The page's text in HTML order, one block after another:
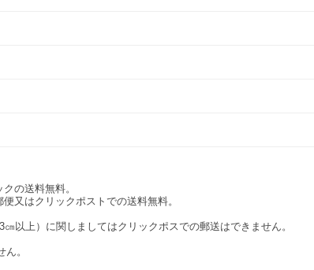
の送料無料。
又はクリックポストでの送料無料。
以上）に関しましてはクリックポスでの郵送はできません。
。